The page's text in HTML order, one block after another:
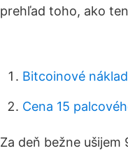
prehľad toho, ako
Bitcoinové
Cena 15
Za deň bežne